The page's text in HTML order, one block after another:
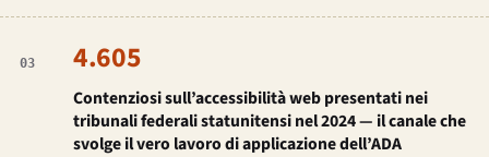
03 4.605
Contenziosi sull’accessibilità web presentati nei
tribunali federali statunitensi nel 2024 — il canale che
svolge il vero lavoro di applicazione dell’ADA